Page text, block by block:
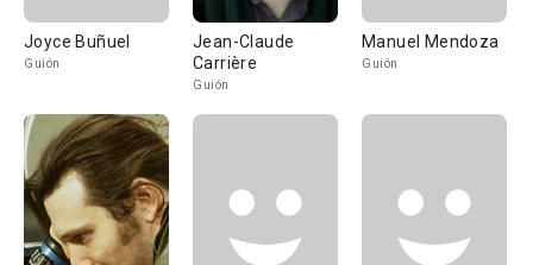
Joyce Buñuel
Guión
Jean-Claude
Carrière
Guión
Manuel Mendoza
Guión